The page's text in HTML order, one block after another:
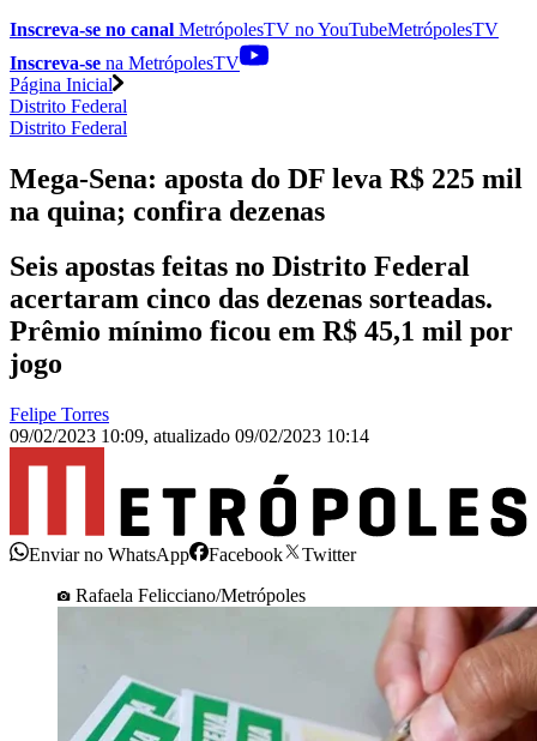
Inscreva-se no canal MetrópolesTV noYouTubeMetrópolesTV
Inscreva-se na MetrópolesTV
Página Inicial
Distrito Federal
Distrito Federal
Mega-Sena: aposta do DF leva R$ 225 mil
na quina; confira dezenas
Seis apostas feitas no Distrito Federal
acertaram cinco das dezenas sorteadas.
Prêmio mínimo ficou em R$ 45,1 mil por
jogo
Felipe Torres
09/02/2023 10:09, atualizado 09/02/2023 10:14
Enviar no WhatsApp Facebook
Twitter
Rafaela Felicciano/Metrópoles